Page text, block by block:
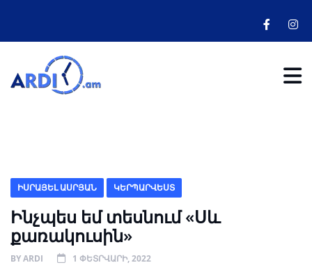
ԻՍՐԱՅԵԼ ԱՍՐՅԱՆ ԿԵՐՊԱՐՎԵՍՏ
Ինչպես եմ տեսնում «Սև
քառակուսին»
BYARDI 1 ՓԵՏՐՎԱՐԻ, 2022